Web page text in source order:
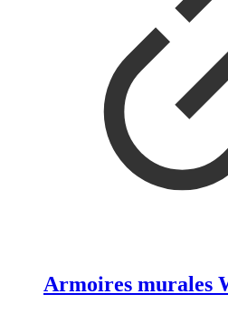
Armoires murales